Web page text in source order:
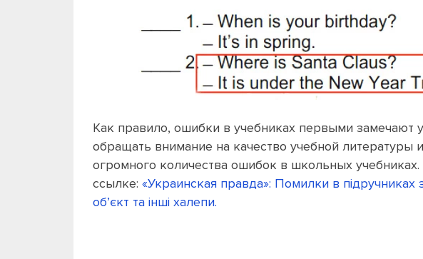
Как правило, ошибки в учебниках первыми замечают
обращать внимание на качество учебной литературы
огромного количества ошибок в школьных
ссылке: «Украинская правда»: Помилки в підручниках
об’єкт та інші халепи.